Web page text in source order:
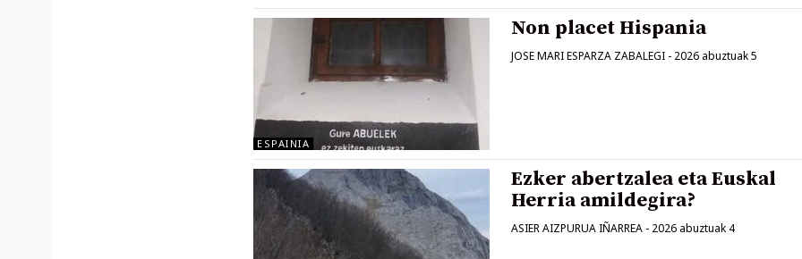
ESPAINIA
Non placet Hispania
JOSE MARI ESPARZA ZABALEGI - 2026 abuztuak 5
Ezker abertzalea eta Euskal
Herria amildegira?
ASIER AIZPURUA IÑARREA - 2026 abuztuak 4